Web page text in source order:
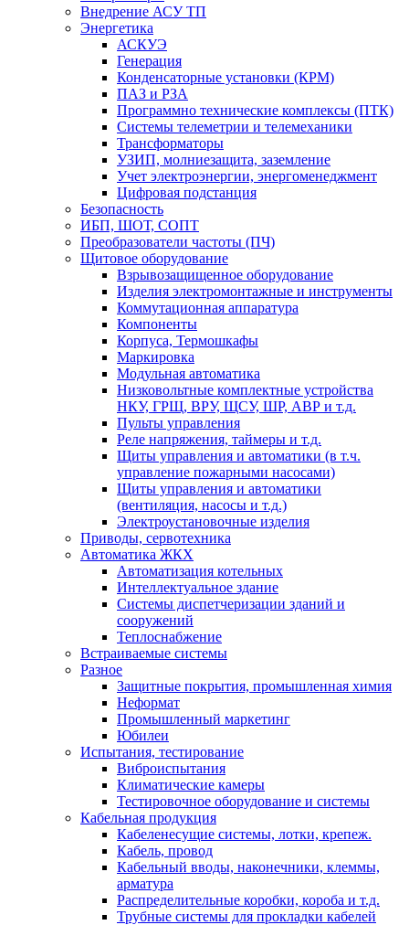
Внедрение АСУ ТП
Энергетика
АСКУЭ
Генерация
Конденсаторные установки (КРМ)
ПАЗ и РЗА
Программно технические комплексы (ПТК)
Системы телеметрии и телемеханики
Трансформаторы
УЗИП, молниезащита, заземление
Учет электроэнергии, энергоменеджмент
Цифровая подстанция
Безопасность
ИБП, ШОТ, СОПТ
Преобразователи частоты (ПЧ)
Щитовое оборудование
Взрывозащищенное оборудование
Изделия электромонтажные и инструменты
Коммутационная аппаратура
Компоненты
Корпуса, Термошкафы
Маркировка
Модульная автоматика
Низковольтные комплектные устройства
НКУ, ГРЩ, ВРУ, ЩСУ, ШР, АВР и т.д.
Пульты управления
Реле напряжения, таймеры и т.д.
Щиты управления и автоматики (в т.ч.
управление пожарными насосами)
Щиты управления и автоматики
(вентиляция, насосы и т.д.)
Электроустановочные изделия
Приводы, сервотехника
Автоматика ЖКХ
Автоматизация котельных
Интеллектуальное здание
Системы диспетчеризации зданий и
сооружений
Теплоснабжение
Встраиваемые системы
Разное
Защитные покрытия, промышленная химия
Неформат
Промышленный маркетинг
Юбилеи
Испытания, тестирование
Виброиспытания
Климатические камеры
Тестировочное оборудование и системы
Кабельная продукция
Кабеленесущие системы, лотки, крепеж.
Кабель, провод
Кабельный вводы, наконечники, клеммы,
арматура
Распределительные коробки, короба и т.д.
Трубные системы для прокладки кабелей